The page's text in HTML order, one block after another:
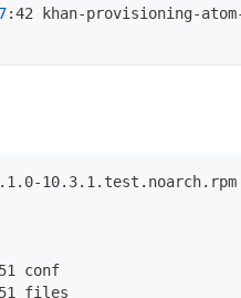
:42 khan-provisioning-
10.3.1.test.noarch.rpm
conf
files